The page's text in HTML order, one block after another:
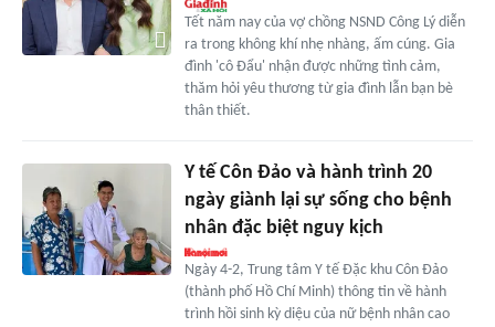
Tết năm nay của vợ chồng NSND Công Lý diễn
ra trong không khí nhẹ nhàng, ấm cúng. Gia
đình 'cô Đẩu' nhận được những tình cảm,
thăm hỏi yêu thương từ gia đình lẫn bạn bè
thân thiết.
Y tế Côn Đảo và hành trình 20
ngày giành lại sự sống cho bệnh
nhân đặc biệt nguy kịch
Ngày 4-2, Trung tâm Y tế Đặc khu Côn Đảo
(thành phố Hồ Chí Minh) thông tin về hành
trình hồi sinh kỳ diệu của nữ bệnh nhân cao